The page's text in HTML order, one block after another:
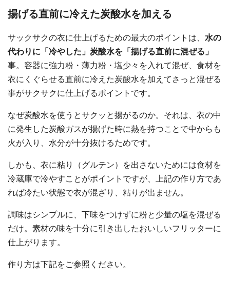
揚げる直前に冷えた炭酸水を加える
サックサクの衣に仕上げるための最大のポイントは、 水の
代わりに「冷やした」炭酸水を「揚げる直前に混ぜる」
事。容器に強力粉・薄力粉・塩少々を入れて混ぜ、食材を
衣にくぐらせる直前に冷えた炭酸水を加えてさっと混ぜる
事がサクサクに仕上げるポイントです。
なぜ炭酸水を使うとサクッと揚がるのか。それは、衣の中
に発生した炭酸ガスが揚げた時に熱を持つことで中からも
火が入り、水分が十分抜けるためです。
しかも、衣に粘り（グルテン）を出さないためには食材を
冷蔵庫で冷やすことがポイントですが、上記の作り方であ
れば冷たい状態で衣が混ざり、粘りが出ません。
調味はシンプルに、下味をつけずに粉と少量の塩を混ぜる
だけ。素材の味を十分に引き出したおいしいフリッターに
仕上がります。
作り方は下記をご参照ください。